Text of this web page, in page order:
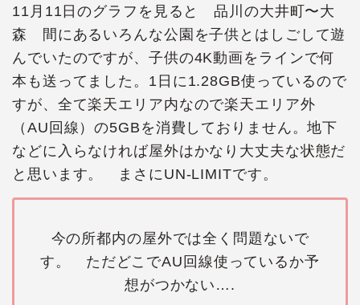
11月11日のグラフを見ると 品川の大井町〜大
森 間にあるいろんな公園を子供とはしごして遊
んでいたのですが、子供の4K動画をラインで何
本も送ってました。1日に1.28GB使っているので
すが、全て楽天エリア内なので楽天エリア外
（AU回線）の5GBを消費しておりません。地下
などに入らなければ屋外はかなり大丈夫な状態だ
と思います。 まさにUN-LIMITです。
今の所都内の屋外では全く問題ないで
す。 ただどこでAU回線使っているか予
想がつかない….